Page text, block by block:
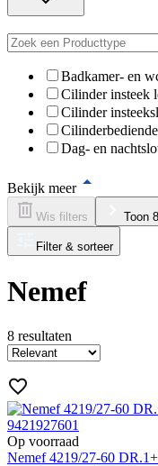
Badkamer- en
Cilinder insteek
Cilinder
Dag- en
Bekijk meer
Wis filters Toon
Filter & sorteer
Nemef
8 resultaten
Op voorraad
Nemef 4219/27-60